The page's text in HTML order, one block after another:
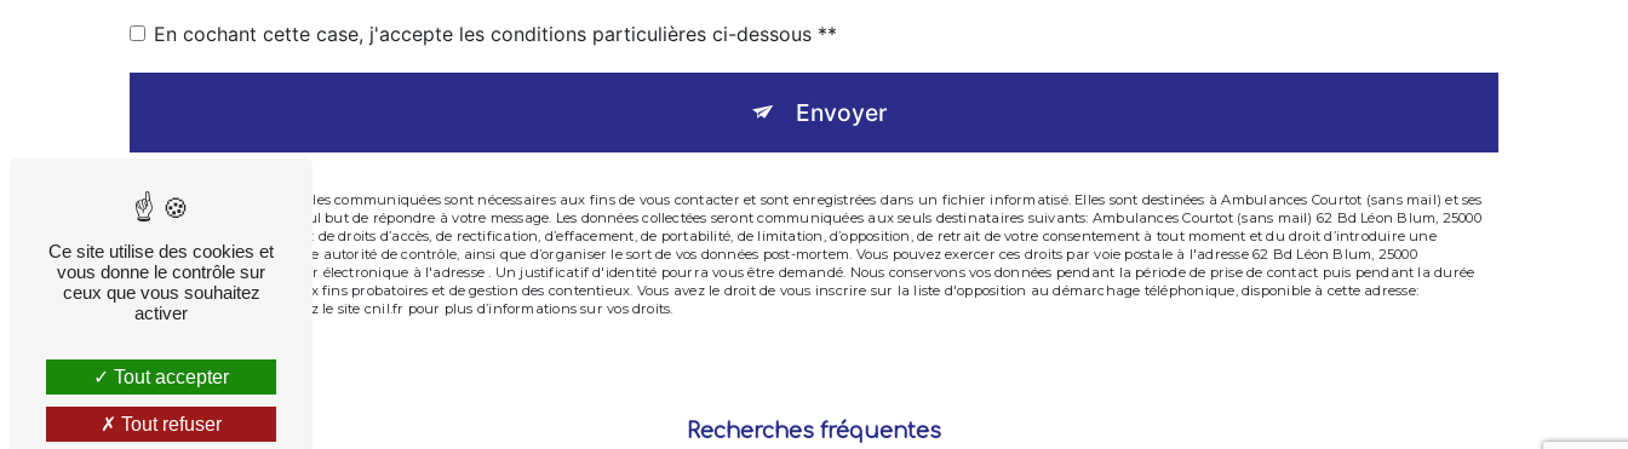
En cochant cette case, j'accepte les conditions particulières ci-dessous **
Envoyer
** Les données personnelles communiquées sont nécessaires aux fins de vous contacter et sont enregistrées dans un fichier informatisé. Elles sont destinées à Ambulances Courtot (sans mail) et ses
sous-traitants dans le seul but de répondre à votre message. Les données collectées seront communiquées aux seuls destinataires suivants: Ambulances Courtot (sans mail) 62 Bd Léon Blum, 25000
Besançon . Vous disposez de droits d’accès, de rectification, d’effacement, de portabilité, de limitation, d’opposition, de retrait de votre consentement à tout moment et du droit d’introduire une
réclamation auprès d’une autorité de contrôle, ainsi que d’organiser le sort de vos données post-mortem. Vous pouvez exercer ces droits par voie postale à l'adresse 62 Bd Léon Blum, 25000
Besançon ou par courrier électronique à l'adresse . Un justificatif d'identité pourra vous être demandé. Nous conservons vos données pendant la période de prise de contact puis pendant la durée
de prescription légale aux fins probatoires et de gestion des contentieux. Vous avez le droit de vous inscrire sur la liste d'opposition au démarchage téléphonique, disponible à cette adresse:
Bloctel.gouv.fr . Consultez le site cnil.fr pour plus d’informations sur vos droits.
Recherches fréquentes
Ce site utilise des cookies et
vous donne le contrôle sur
ceux que vous souhaitez
activer
Tout accepter
Tout refuser